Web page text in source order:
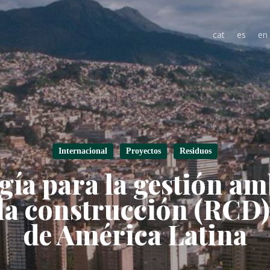
cat es en
Internacional Proyectos Residuos
para la gestión
construcción
de América Latina